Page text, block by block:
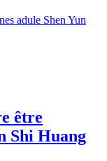
adule Shen Yun
être
Shi Huang